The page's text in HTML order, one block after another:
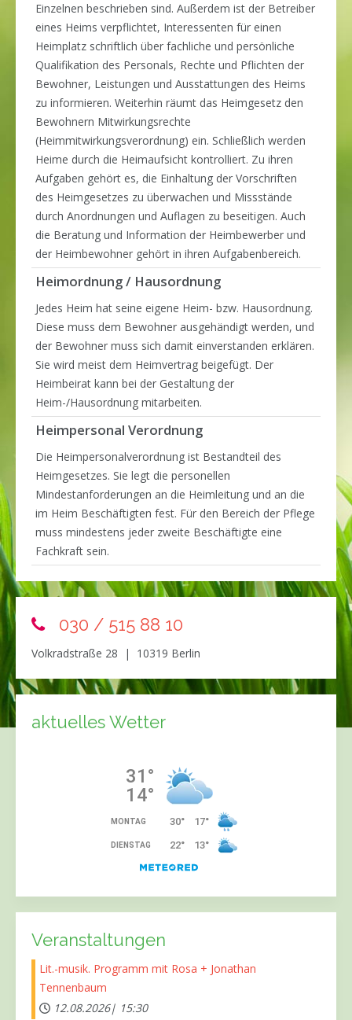
Einzelnen beschrieben sind. Außerdem ist der Betreiber
eines Heims verpflichtet, Interessenten für einen
Heimplatz schriftlich über fachliche und persönliche
Qualifikation des Personals, Rechte und Pflichten der
Bewohner, Leistungen und Ausstattungen des Heims
zu informieren. Weiterhin räumt das Heimgesetz den
Bewohnern Mitwirkungsrechte
(Heimmitwirkungsverordnung) ein. Schließlich werden
Heime durch die Heimaufsicht kontrolliert. Zu ihren
Aufgaben gehört es, die Einhaltung der Vorschriften
des Heimgesetzes zu überwachen und Missstände
durch Anordnungen und Auflagen zu beseitigen. Auch
die Beratung und Information der Heimbewerber und
der Heimbewohner gehört in ihren Aufgabenbereich.
Heimordnung / Hausordnung
Jedes Heim hat seine eigene Heim- bzw. Hausordnung.
Diese muss dem Bewohner ausgehändigt werden, und
der Bewohner muss sich damit einverstanden erklären.
Sie wird meist dem Heimvertrag beigefügt. Der
Heimbeirat kann bei der Gestaltung der
Heim-/Hausordnung mitarbeiten.
Heimpersonal Verordnung
Die Heimpersonalverordnung ist Bestandteil des
Heimgesetzes. Sie legt die personellen
Mindestanforderungen an die Heimleitung und an die
im Heim Beschäftigten fest. Für den Bereich der Pflege
muss mindestens jeder zweite Beschäftigte eine
Fachkraft sein.
030 / 515 88 10
Volkradstraße 28 | 10319 Berlin
aktuelles Wetter
Veranstaltungen
Lit.-musik. Programm mit Rosa + Jonathan
Tennenbaum
12.08.2026| 15:30